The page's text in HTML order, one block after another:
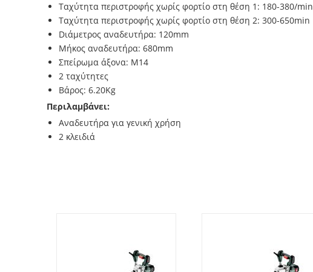
Tαχύτητα περιστροφής χωρίς φορτίο στη θέση 1: 180-380/min
Tαχύτητα περιστροφής χωρίς φορτίο στη θέση 2: 300-650min
Dιάμετρος αναδευτήρα: 120mm
Mήκος αναδευτήρα: 680mm
Σπείρωμα άξονα: M14
2 ταχύτητες
Βάρος: 6.20Kg
Περιλαμβάνει:
Αναδευτήρα για γενική χρήση
2 κλειδιά